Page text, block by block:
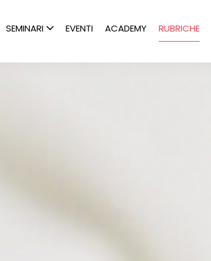
SEMINARI EVENTI ACADEMY RUBRICHE